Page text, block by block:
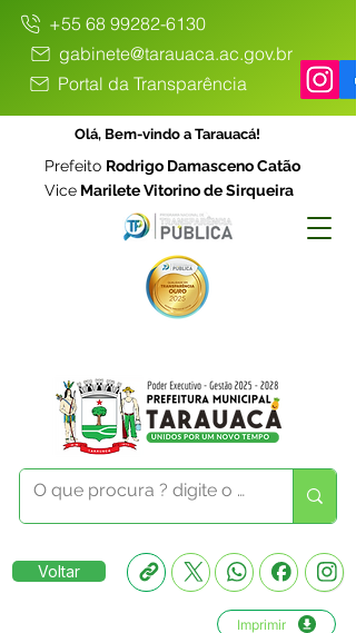
+55 68 99282-6130
gabinete@tarauaca.ac.gov.br
Portal da Transparência
Olá, Bem-vindo a Tarauacá!
Prefeito Rodrigo Damasceno Catão
Vice Marilete Vitorino de Sirqueira
Voltar
Imprimir